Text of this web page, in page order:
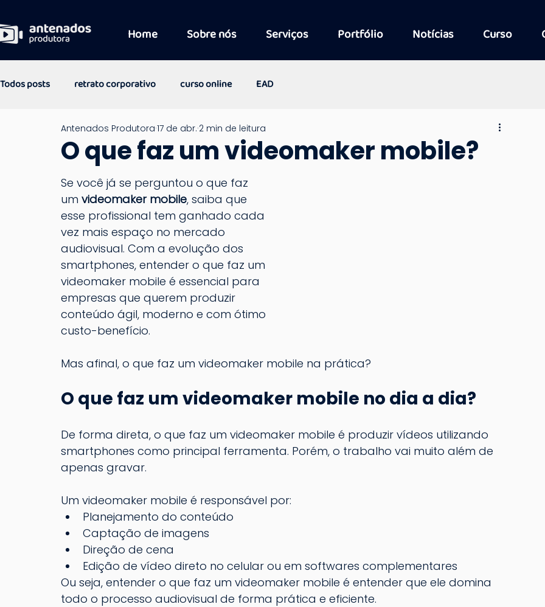
Home Sobre nós Serviços Portfólio Notícias Curso
Todos posts retrato corporativo curso online EAD
O que faz um videomaker mobile?
Antenados Produtora 17 de abr. 2 min de leitura
Se você já se perguntou o que faz
um videomaker mobile, saiba que
esse profissional tem ganhado cada
vez mais espaço no mercado
audiovisual. Com a evolução dos
smartphones, entender o que faz um
videomaker mobile é essencial para
empresas que querem produzir
conteúdo ágil, moderno e com ótimo
custo-benefício.
Mas afinal, o que faz um videomaker mobile na prática?
O que faz um videomaker mobile no dia a dia?
De forma direta, o que faz um videomaker mobile é produzir vídeos utilizando
smartphones como principal ferramenta. Porém, o trabalho vai muito além de
apenas gravar.
Um videomaker mobile é responsável por:
Planejamento do conteúdo
Captação de imagens
Direção de cena
Edição de vídeo direto no celular ou em softwares complementares
Ou seja, entender o que faz um videomaker mobile é entender que ele domina
todo o processo audiovisual de forma prática e eficiente.